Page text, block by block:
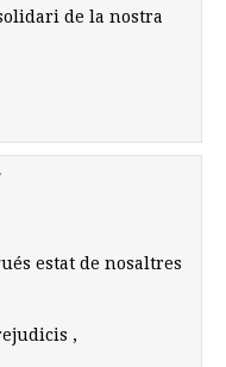
de la nostra
estat de nosaltres
,